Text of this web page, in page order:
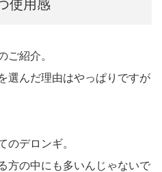
使用感
ご紹介。
選んだ理由はやっぱりですが
のデロンギ。
方の中にも多いんじゃないで